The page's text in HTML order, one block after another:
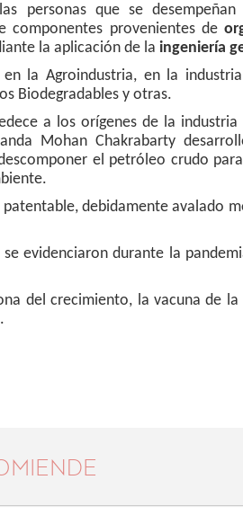
personas que se desempeñan
componentes provenientes de
la aplicación de la ingeniería
la Agroindustria, en la
Biodegradables y otras.
a los orígenes de la
Mohan Chakrabarty
el petróleo crudo
debidamente avalado
evidenciaron durante la
del crecimiento, la vacuna de la